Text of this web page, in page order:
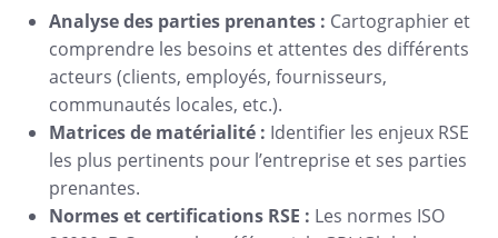
Analyse des parties prenantes : Cartographier et
comprendre les besoins et attentes des différents
acteurs (clients, employés, fournisseurs,
communautés locales, etc.).
Matrices de matérialité : Identifier les enjeux RSE
les plus pertinents pour l’entreprise et ses parties
prenantes.
Normes et certifications RSE : Les normes ISO